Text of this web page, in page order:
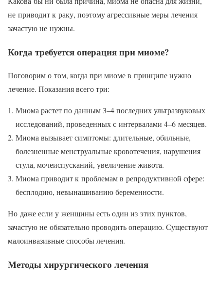
не приводит к раку, поэтому агрессивные меры лечения
зачастую не нужны.
Когда требуется операция при миоме?
Поговорим о том, когда при миоме в принципе нужно
лечение. Показания всего три:
Миома растет по данным 3–4 последних ультразвуковых
исследований, проведенных с интервалами 4–6 месяцев.
Миома вызывает симптомы: длительные, обильные,
болезненные менструальные кровотечения, нарушения
стула, мочеиспусканий, увеличение живота.
Миома приводит к проблемам в репродуктивной сфере:
бесплодию, невынашиванию беременности.
Но даже если у женщины есть один из этих пунктов,
зачастую не обязательно проводить операцию. Существуют
малоинвазивные способы лечения.
Методы хирургического лечения